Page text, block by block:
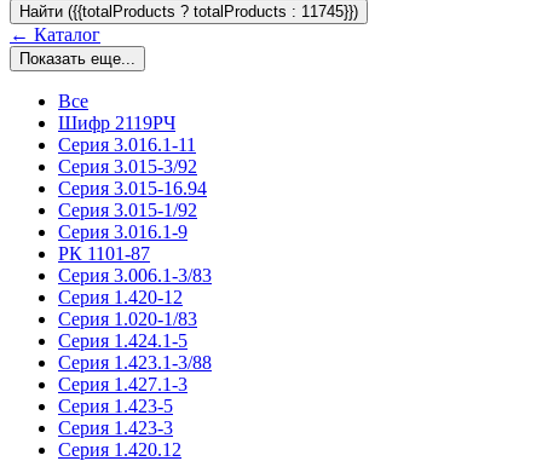
Найти ({{totalProducts ? totalProducts : 11745}})
← Каталог
Показать еще...
Все
Шифр 2119РЧ
Серия 3.016.1-11
Серия 3.015-3/92
Серия 3.015-16.94
Серия 3.015-1/92
Серия 3.016.1-9
РК 1101-87
Серия 3.006.1-3/83
Серия 1.420-12
Серия 1.020-1/83
Серия 1.424.1-5
Серия 1.423.1-3/88
Серия 1.427.1-3
Серия 1.423-5
Серия 1.423-3
Серия 1.420.12